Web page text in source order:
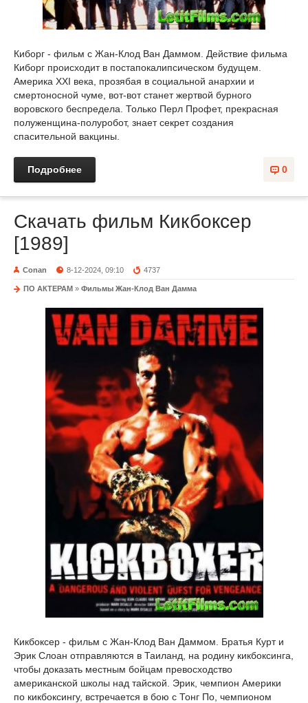
Киборг - фильм с Жан-Клод Ван Даммом. Действие фильма
Киборг происходит в постапокалипсическом будущем.
Америка XXI века, прозябая в социальной анархии и
смертоносной чуме, вот-вот станет жертвой бурного
воровского беспредела. Только Перл Профет, прекрасная
полуженщина-полуробот, знает секрет создания
спасительной вакцины.
0
Подробнее
Скачать фильм Кикбоксер
[1989]
Conan 8-12-2024, 09:10 4737
ПО АКТЕРАМ » Фильмы Жан-Клод Ван Дамма
Кикбоксер - фильм с Жан-Клод Ван Даммом. Братья Курт и
Эрик Слоан отправляются в Таиланд, на родину кикбоксинга,
чтобы доказать местным бойцам превосходство
американской школы над тайской. Эрик, чемпион Америки
по кикбоксингу, встречается в бою с Тонг По, чемпионом